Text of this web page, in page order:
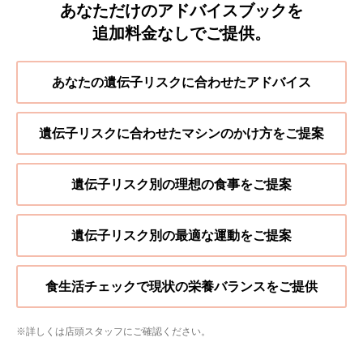
あなただけのアドバイスブックを
追加料金なしでご提供。
あなたの遺伝子リスクに合わせたアドバイス
遺伝子リスクに合わせたマシンのかけ方をご提案
遺伝子リスク別の理想の食事をご提案
遺伝子リスク別の最適な運動をご提案
食生活チェックで現状の栄養バランスをご提供
※詳しくは店頭スタッフにご確認ください。